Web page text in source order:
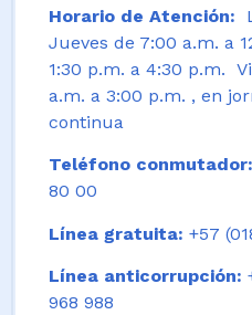
Horario de Atención:
Jueves de 7:00 a.m. a
1:30 p.m. a 4:30 p.m.
a.m. a 3:00 p.m. , en
continua
Teléfono conmutador:
80 00
Línea gratuita: +57
Línea anticorrupción:
968 988